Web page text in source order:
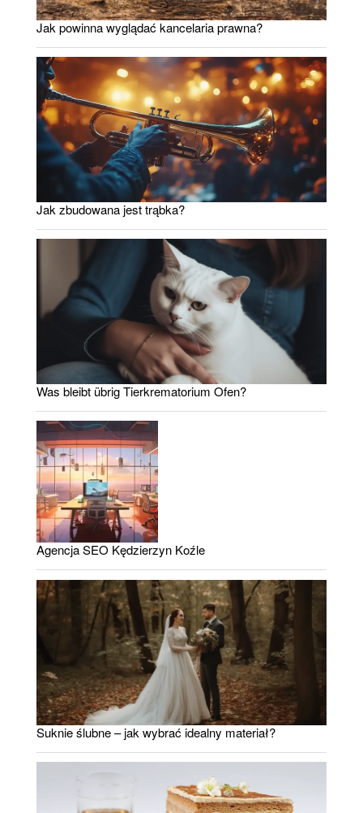
Jak powinna wyglądać kancelaria prawna?
Jak zbudowana jest trąbka?
Was bleibt übrig Tierkrematorium Ofen?
Agencja SEO Kędzierzyn Koźle
Suknie ślubne – jak wybrać idealny materiał?